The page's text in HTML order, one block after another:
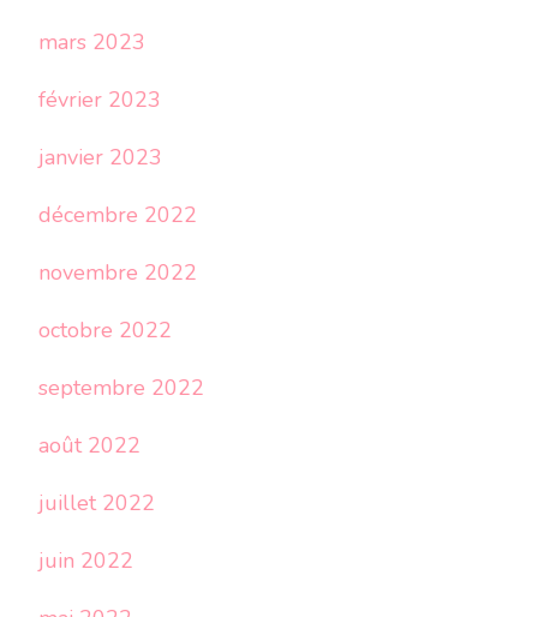
mars 2023
février 2023
janvier 2023
décembre 2022
novembre 2022
octobre 2022
septembre 2022
août 2022
juillet 2022
juin 2022